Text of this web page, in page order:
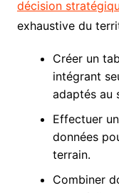
décision
exhaustive du
Créer un
intégrant
adaptés au
Effectuer
données
terrain.
Combiner